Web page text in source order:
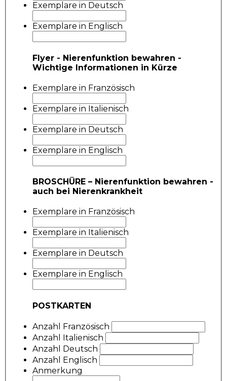
Exemplare in Deutsch
Exemplare in Englisch
Flyer - Nierenfunktion bewahren -
Wichtige Informationen in Kürze
Exemplare in Französisch
Exemplare in Italienisch
Exemplare in Deutsch
Exemplare in Englisch
BROSCHÜRE – Nierenfunktion bewahren -
auch bei Nierenkrankheit
Exemplare in Französisch
Exemplare in Italienisch
Exemplare in Deutsch
Exemplare in Englisch
POSTKARTEN
Anzahl Französisch
Anzahl Italienisch
Anzahl Deutsch
Anzahl Englisch
Anmerkung